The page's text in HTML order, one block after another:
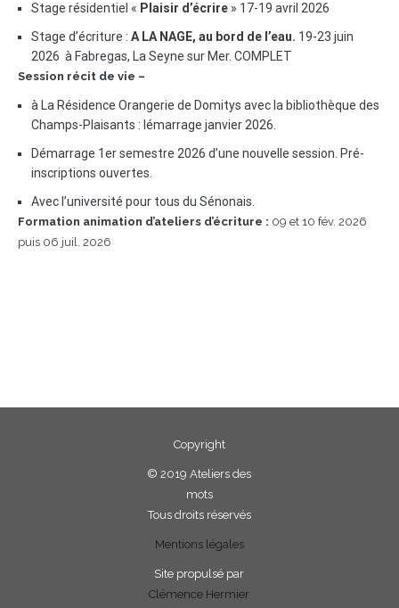
Stage résidentiel « Plaisir d’écrire » 17-19 avril 2026
Stage d’écriture : A LA NAGE, au bord de l’eau. 19-23 juin
2026 à Fabregas, La Seyne sur Mer. COMPLET
Session récit de vie –
à La Résidence Orangerie de Domitys avec la bibliothèque des
Champs-Plaisants : lémarrage janvier 2026.
Démarrage 1er semestre 2026 d’une nouvelle session. Pré-
inscriptions ouvertes.
Avec l’université pour tous du Sénonais.
Formation animation d’ateliers d’écriture : 09 et 10 fév. 2026
puis 06 juil. 2026
Copyright
© 2019 Ateliers des
mots
Tous droits réservés
Mentions légales
Site propulsé par
Clémence Hermier